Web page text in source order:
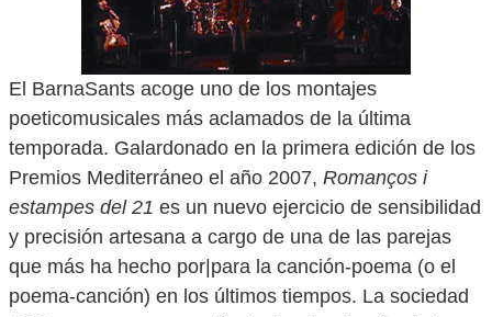
El BarnaSants acoge uno de los montajes
poeticomusicales más aclamados de la última
temporada. Galardonado en la primera edición de los
Premios Mediterráneo el año 2007, Romanços i
estampes del 21 es un nuevo ejercicio de sensibilidad
y precisión artesana a cargo de una de las parejas
que más ha hecho por|para la canción-poema (o el
poema-canción) en los últimos tiempos. La sociedad